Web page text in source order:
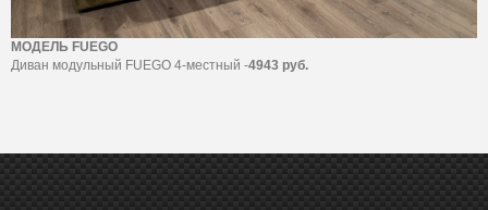
МОДЕЛЬ FUEGO
Диван модульный FUEGO 4-местный -4943 руб.